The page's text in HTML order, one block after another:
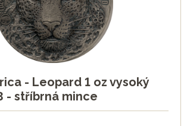
- Leopard 1 oz vysoký
- stříbrná mince